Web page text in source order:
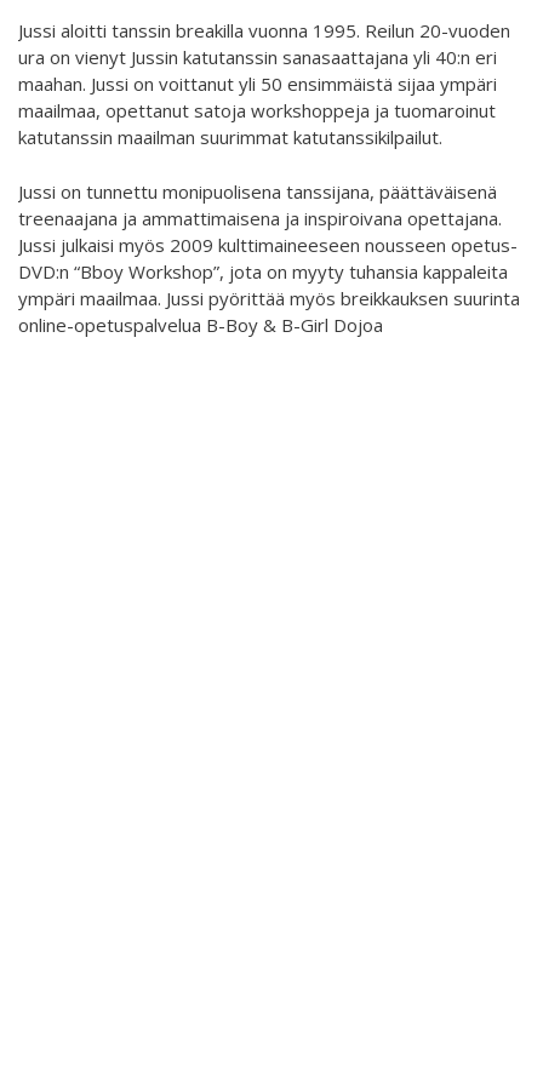
We move as we dance
ABC´d
ABC'd?
Säännöt
Lataa video täältä
Teams
Supervisors
Jussi aloitti tanssin breakilla vuonna 1995. Reilun 20-vuoden
ura on vienyt Jussin katutanssin sanasaattajana yli 40:n eri
maahan. Jussi on voittanut yli 50 ensimmäistä sijaa ympäri
maailmaa, opettanut satoja workshoppeja ja tuomaroinut
katutanssin maailman suurimmat katutanssikilpailut.
Jussi on tunnettu monipuolisena tanssijana, päättäväisenä
treenaajana ja ammattimaisena ja inspiroivana opettajana.
Jussi julkaisi myös 2009 kulttimaineeseen nousseen opetus-
DVD:n “Bboy Workshop”, jota on myyty tuhansia kappaleita
ympäri maailmaa. Jussi pyörittää myös breikkauksen suurinta
online-opetuspalvelua B-Boy & B-Girl Dojoa